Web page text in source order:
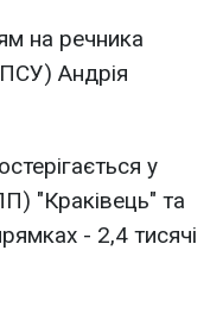
на речника
Андрія
у
"Краківець" та
- 2,4 тисячі